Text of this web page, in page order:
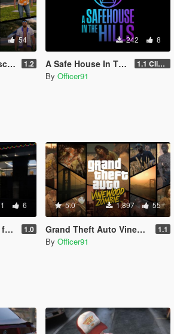
54
1.2
242 8
A Safe House In The Hills - Clifford 1.1 Clifford
By Officer91
6
1.0
5.0 1,897 55
Grand Theft Auto Vinewood Zombie [Addon | MP Male\Female] 1.1
By Officer91